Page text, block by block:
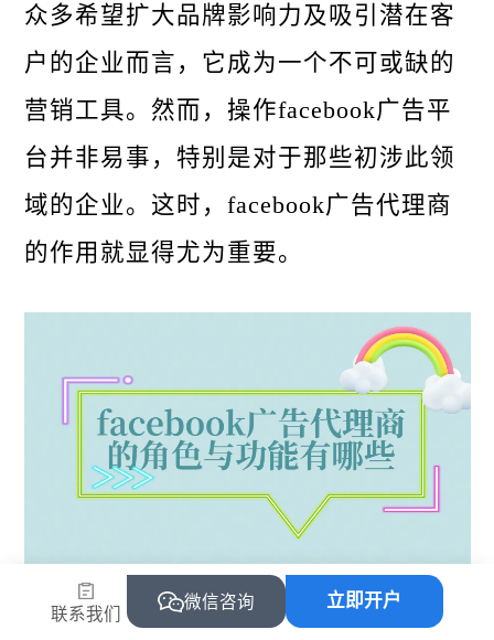
众多希望扩大品牌影响力及吸引潜在客
户的企业而言，它成为一个不可或缺的
营销工具。然而，操作facebook广告平
台并非易事，特别是对于那些初涉此领
域的企业。这时，facebook广告代理商
的作用就显得尤为重要。
点击下方卡片，免费注册飞书逸途。飞
联系我们
微信咨询 立即开户